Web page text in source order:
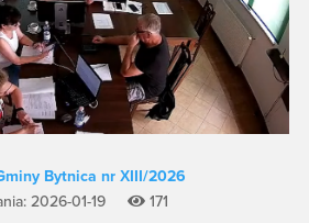
Bytnica nr XIII/2026
2026-01-19
171